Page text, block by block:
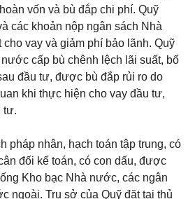
vốn và bù đắp chi phí. Quỹ
các khoản nộp ngân sách Nhà
vay và giảm phí bảo lãnh. Quỹ
cấp bù chênh lệch lãi suất, bố
đầu tư, được bù đắp rủi ro do
khi thực hiện cho vay đầu tư,
tư.
pháp nhân, hạch toán tập trung, có
đối kế toán, có con dấu, được
Kho bạc Nhà nước, các ngân
ngoài. Trụ sở của Quỹ đặt tại thủ